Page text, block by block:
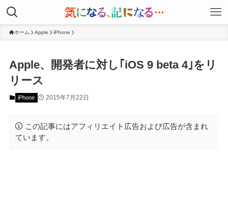
ホーム Apple iPhone
Apple、開発者に対し｢iOS 9 beta 4｣をリ
リース
iPhone 2015年7月22日
この記事にはアフィリエイト広告および広告が含まれ
ています。